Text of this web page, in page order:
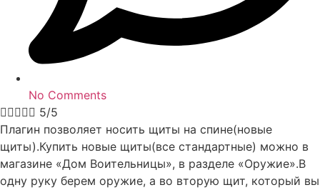
No Comments
 5/5
Плагин позволяет носить щиты на спине(новые
щиты).Купить новые щиты(все стандартные) можно в
магазине «Дом Воительницы», в разделе «Оружие».В
одну руку берем оружие, а во вторую щит, который вы